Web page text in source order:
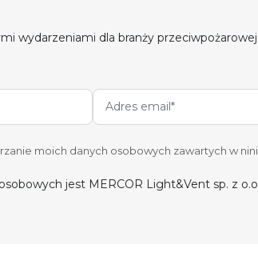
wydarzeniami dla branży
moich danych osobowych zawartych w
jest MERCOR Light&Vent sp. z